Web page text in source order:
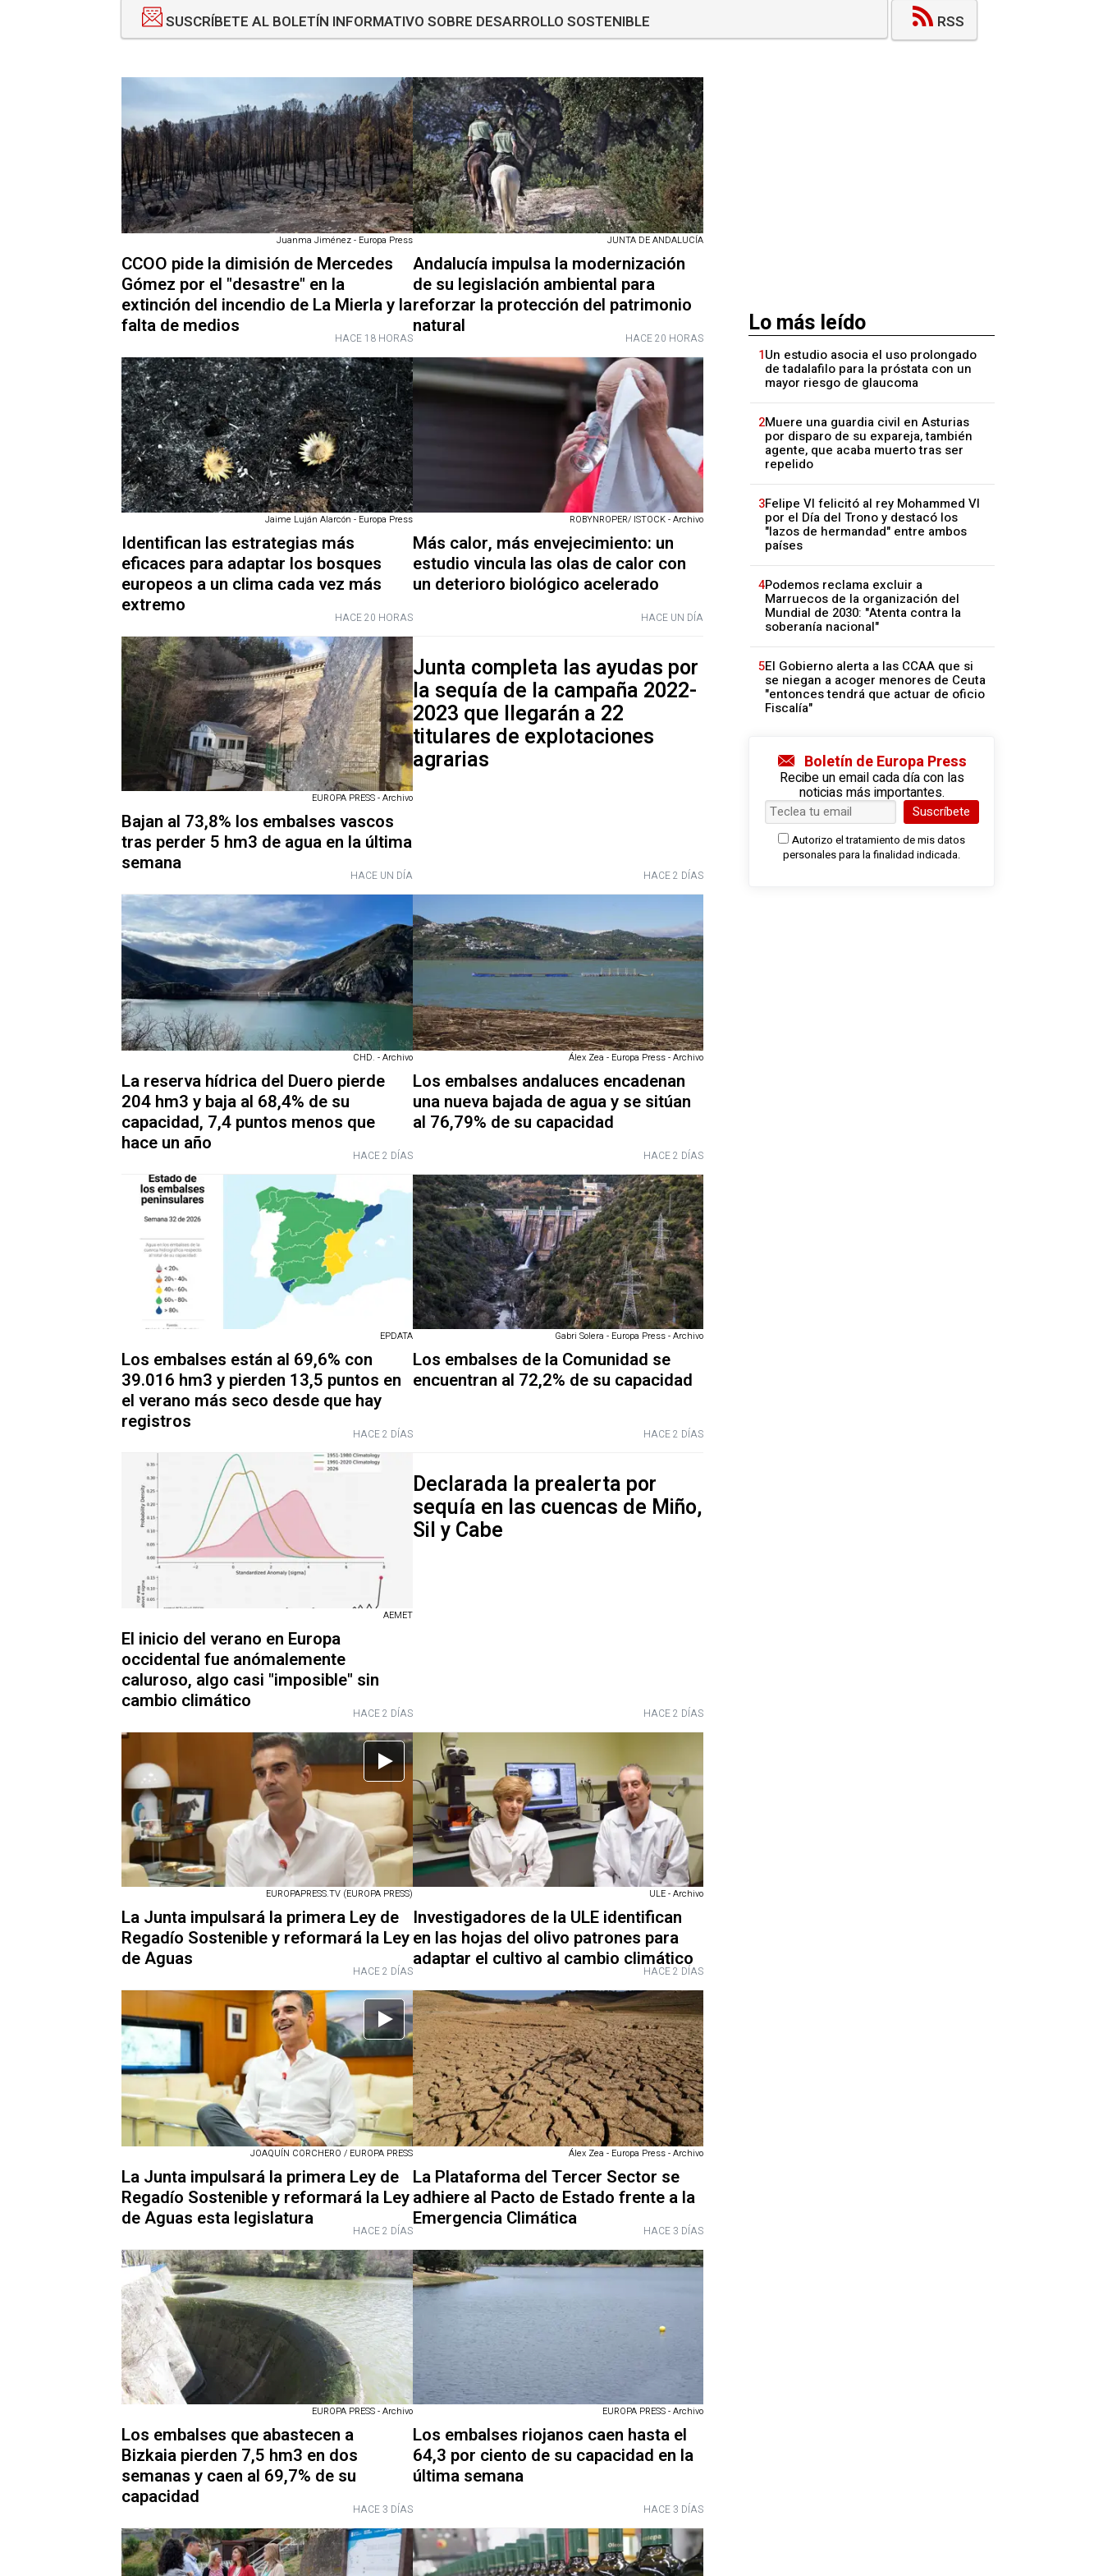
SUSCRÍBETE AL BOLETÍN INFORMATIVO SOBRE DESARROLLO SOSTENIBLE RSS
Juanma Jiménez - Europa Press
CCOO pide la dimisión de Mercedes
Gómez por el "desastre" en la
extinción del incendio de La Mierla y la
falta de medios
HACE 18 HORAS
JUNTA DE ANDALUCÍA
Andalucía impulsa la modernización
de su legislación ambiental para
reforzar la protección del patrimonio
natural
HACE 20 HORAS
Jaime Luján Alarcón - Europa Press
Identifican las estrategias más
eficaces para adaptar los bosques
europeos a un clima cada vez más
extremo
HACE 20 HORAS
ROBYNROPER/ ISTOCK - Archivo
Más calor, más envejecimiento: un
estudio vincula las olas de calor con
un deterioro biológico acelerado
HACE UN DÍA
EUROPA PRESS - Archivo
Bajan al 73,8% los embalses vascos
tras perder 5 hm3 de agua en la última
semana
HACE UN DÍA
Junta completa las ayudas por
la sequía de la campaña 2022-
2023 que llegarán a 22
titulares de explotaciones
agrarias
HACE 2 DÍAS
CHD. - Archivo
La reserva hídrica del Duero pierde
204 hm3 y baja al 68,4% de su
capacidad, 7,4 puntos menos que
hace un año
HACE 2 DÍAS
Álex Zea - Europa Press - Archivo
Los embalses andaluces encadenan
una nueva bajada de agua y se sitúan
al 76,79% de su capacidad
HACE 2 DÍAS
EPDATA
Los embalses están al 69,6% con
39.016 hm3 y pierden 13,5 puntos en
el verano más seco desde que hay
registros
HACE 2 DÍAS
Gabri Solera - Europa Press - Archivo
Los embalses de la Comunidad se
encuentran al 72,2% de su capacidad
HACE 2 DÍAS
AEMET
El inicio del verano en Europa
occidental fue anómalemente
caluroso, algo casi "imposible" sin
cambio climático
HACE 2 DÍAS
Declarada la prealerta por
sequía en las cuencas de Miño,
Sil y Cabe
HACE 2 DÍAS
EUROPAPRESS.TV (EUROPA PRESS)
La Junta impulsará la primera Ley de
Regadío Sostenible y reformará la Ley
de Aguas
HACE 2 DÍAS
ULE - Archivo
Investigadores de la ULE identifican
en las hojas del olivo patrones para
adaptar el cultivo al cambio climático
HACE 2 DÍAS
JOAQUÍN CORCHERO / EUROPA PRESS
La Junta impulsará la primera Ley de
Regadío Sostenible y reformará la Ley
de Aguas esta legislatura
HACE 2 DÍAS
Álex Zea - Europa Press - Archivo
La Plataforma del Tercer Sector se
adhiere al Pacto de Estado frente a la
Emergencia Climática
HACE 3 DÍAS
EUROPA PRESS - Archivo
Los embalses que abastecen a
Bizkaia pierden 7,5 hm3 en dos
semanas y caen al 69,7% de su
capacidad
HACE 3 DÍAS
EUROPA PRESS - Archivo
Los embalses riojanos caen hasta el
64,3 por ciento de su capacidad en la
última semana
HACE 3 DÍAS
Lo más leído
1Un estudio asocia el uso prolongado
de tadalafilo para la próstata con un
mayor riesgo de glaucoma
2Muere una guardia civil en Asturias
por disparo de su expareja, también
agente, que acaba muerto tras ser
repelido
3Felipe VI felicitó al rey Mohammed VI
por el Día del Trono y destacó los
"lazos de hermandad" entre ambos
países
4Podemos reclama excluir a
Marruecos de la organización del
Mundial de 2030: "Atenta contra la
soberanía nacional"
5El Gobierno alerta a las CCAA que si
se niegan a acoger menores de Ceuta
"entonces tendrá que actuar de oficio
Fiscalía"
Boletín de Europa Press
Recibe un email cada día con las
noticias más importantes.
Suscríbete
Autorizo el tratamiento de mis datos
personales para la finalidad indicada.